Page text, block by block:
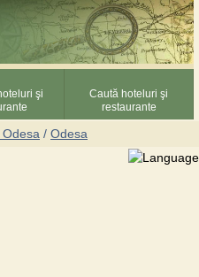
şi
Caută hoteluri şi
restaurante
/ Odesa